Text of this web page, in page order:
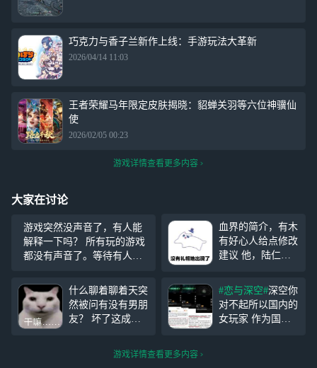
巧克力与香子兰新作上线：手游玩法大革新
2026/04/14 11:03
王者荣耀马年限定皮肤揭晓：貂蝉关羽等六位神骥仙
使
2026/02/05 00:23
游戏详情查看更多内容
大家在讨论
游戏突然没声音了，有人能
解释一下吗？ 所有玩的游戏
都没有声音了。等待有人回
响，但玩着好难受。
血界的简介，有木
有好心人给点修改
建议 他，陆仁
在感的小人物，在
一个不怎么重要的
夜晚，死了。
灵魂被黑白无常
什么聊着聊着天突
然被问有没有男朋
友？ 坏了这成都
我声音像变声器我
不说什么，说我声
#恋与深空#深空你
对不起所以国内的
女玩家 作为国内
游戏详情查看更多内容